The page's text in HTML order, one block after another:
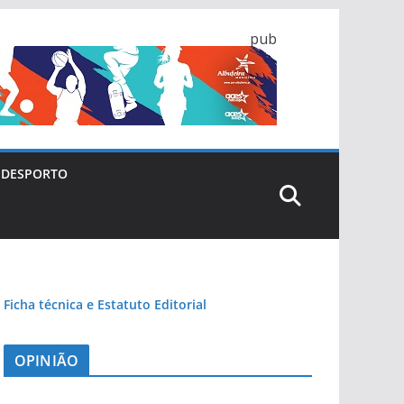
pub
DESPORTO
Ficha técnica e Estatuto Editorial
OPINIÃO